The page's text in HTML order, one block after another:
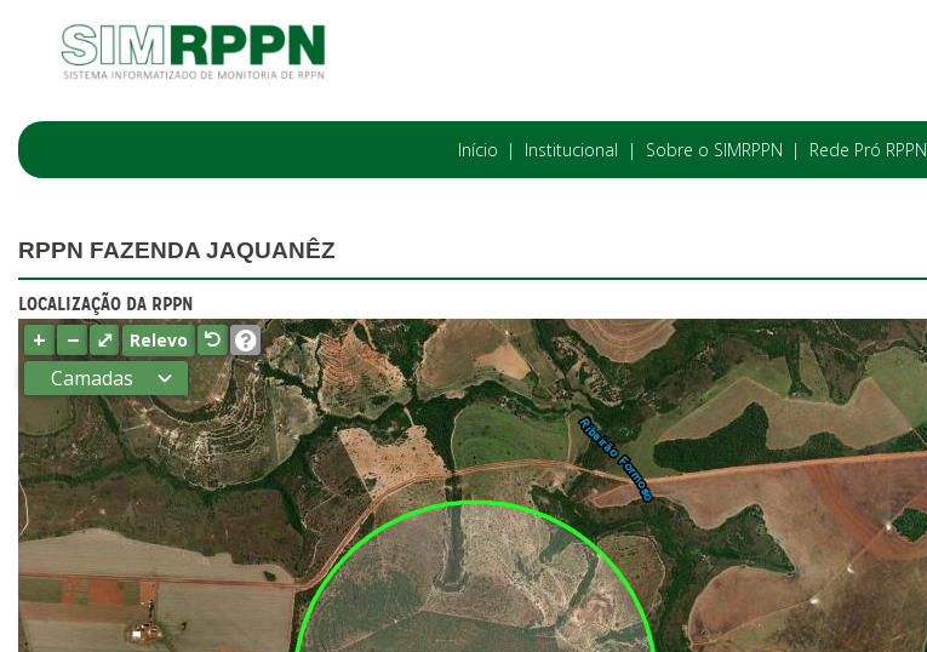
Início Institucional Sobre o SIMRPPN Rede Pró RPPN
RPPN FAZENDA JAQUANÊZ
LOCALIZAÇÃO DA RPPN
+ − ⤢ Relevo
Camadas
Estados
Municípios
Terras
indígenas
(FUNAI)
UC Federal
UC Estaduais